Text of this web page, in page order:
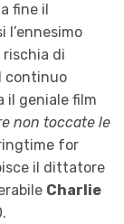
fine il
l’ennesimo
di
continuo
il geniale film
non toccate le
for
il dittatore
Charlie